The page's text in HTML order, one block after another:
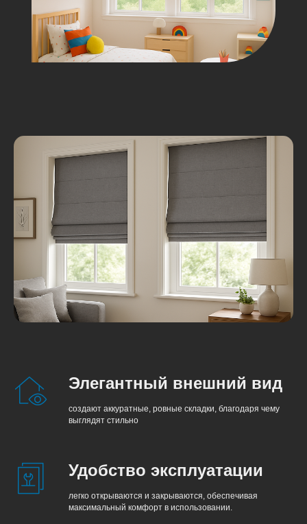
Элегантный внешний вид
создают аккуратные, ровные складки, благодаря чему
выглядят стильно
Удобство эксплуатации
легко открываются и закрываются, обеспечивая
максимальный комфорт в использовании.